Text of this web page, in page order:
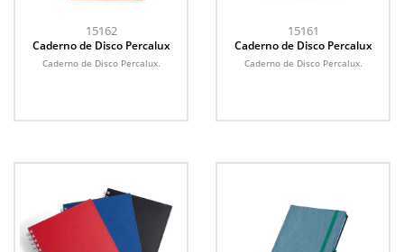
15162
Caderno de Disco Percalux
Caderno de Disco Percalux.
15161
Caderno de Disco Percalux
Caderno de Disco Percalux.